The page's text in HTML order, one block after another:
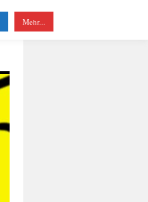
Mehr...